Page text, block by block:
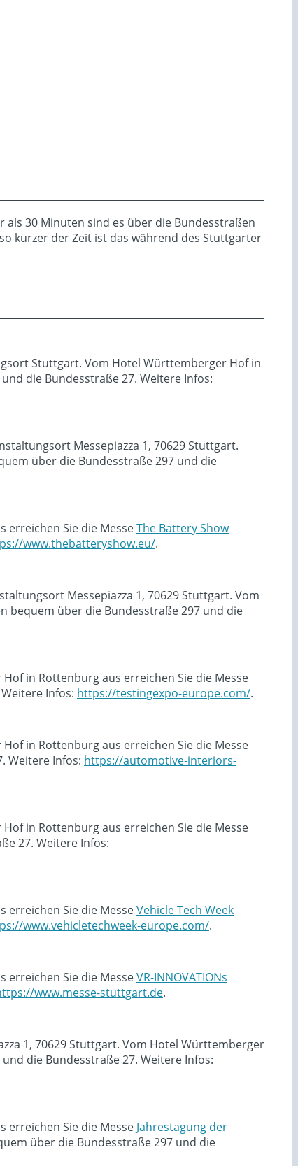
30 Minuten sind es über die Bundesstraßen
kurzer der Zeit ist das während des Stuttgarter
Stuttgart. Vom Hotel Württemberger Hof in
die Bundesstraße 27. Weitere Infos:
Messepiazza 1, 70629 Stuttgart.
über die Bundesstraße 297 und die
erreichen Sie die MesseThe Battery Show
www.thebatteryshow.eu/.
Messepiazza 1, 70629 Stuttgart. Vom
bequem über die Bundesstraße 297 und die
in Rottenburg aus erreichen Sie die Messe
Infos: https://testingexpo-europe.com/.
in Rottenburg aus erreichen Sie die Messe
Weitere Infos: https://automotive-interiors-
in Rottenburg aus erreichen Sie die Messe
27. Weitere Infos:
erreichen Sie die MesseVehicle Tech Week
www.vehicletechweek-europe.com/.
erreichen Sie die MesseVR-INNOVATIONs
www.messe-stuttgart.de.
1, 70629 Stuttgart. Vom Hotel Württemberger
die Bundesstraße 27. Weitere Infos:
erreichen Sie die Messe Jahrestagung der
über die Bundesstraße 297 und die